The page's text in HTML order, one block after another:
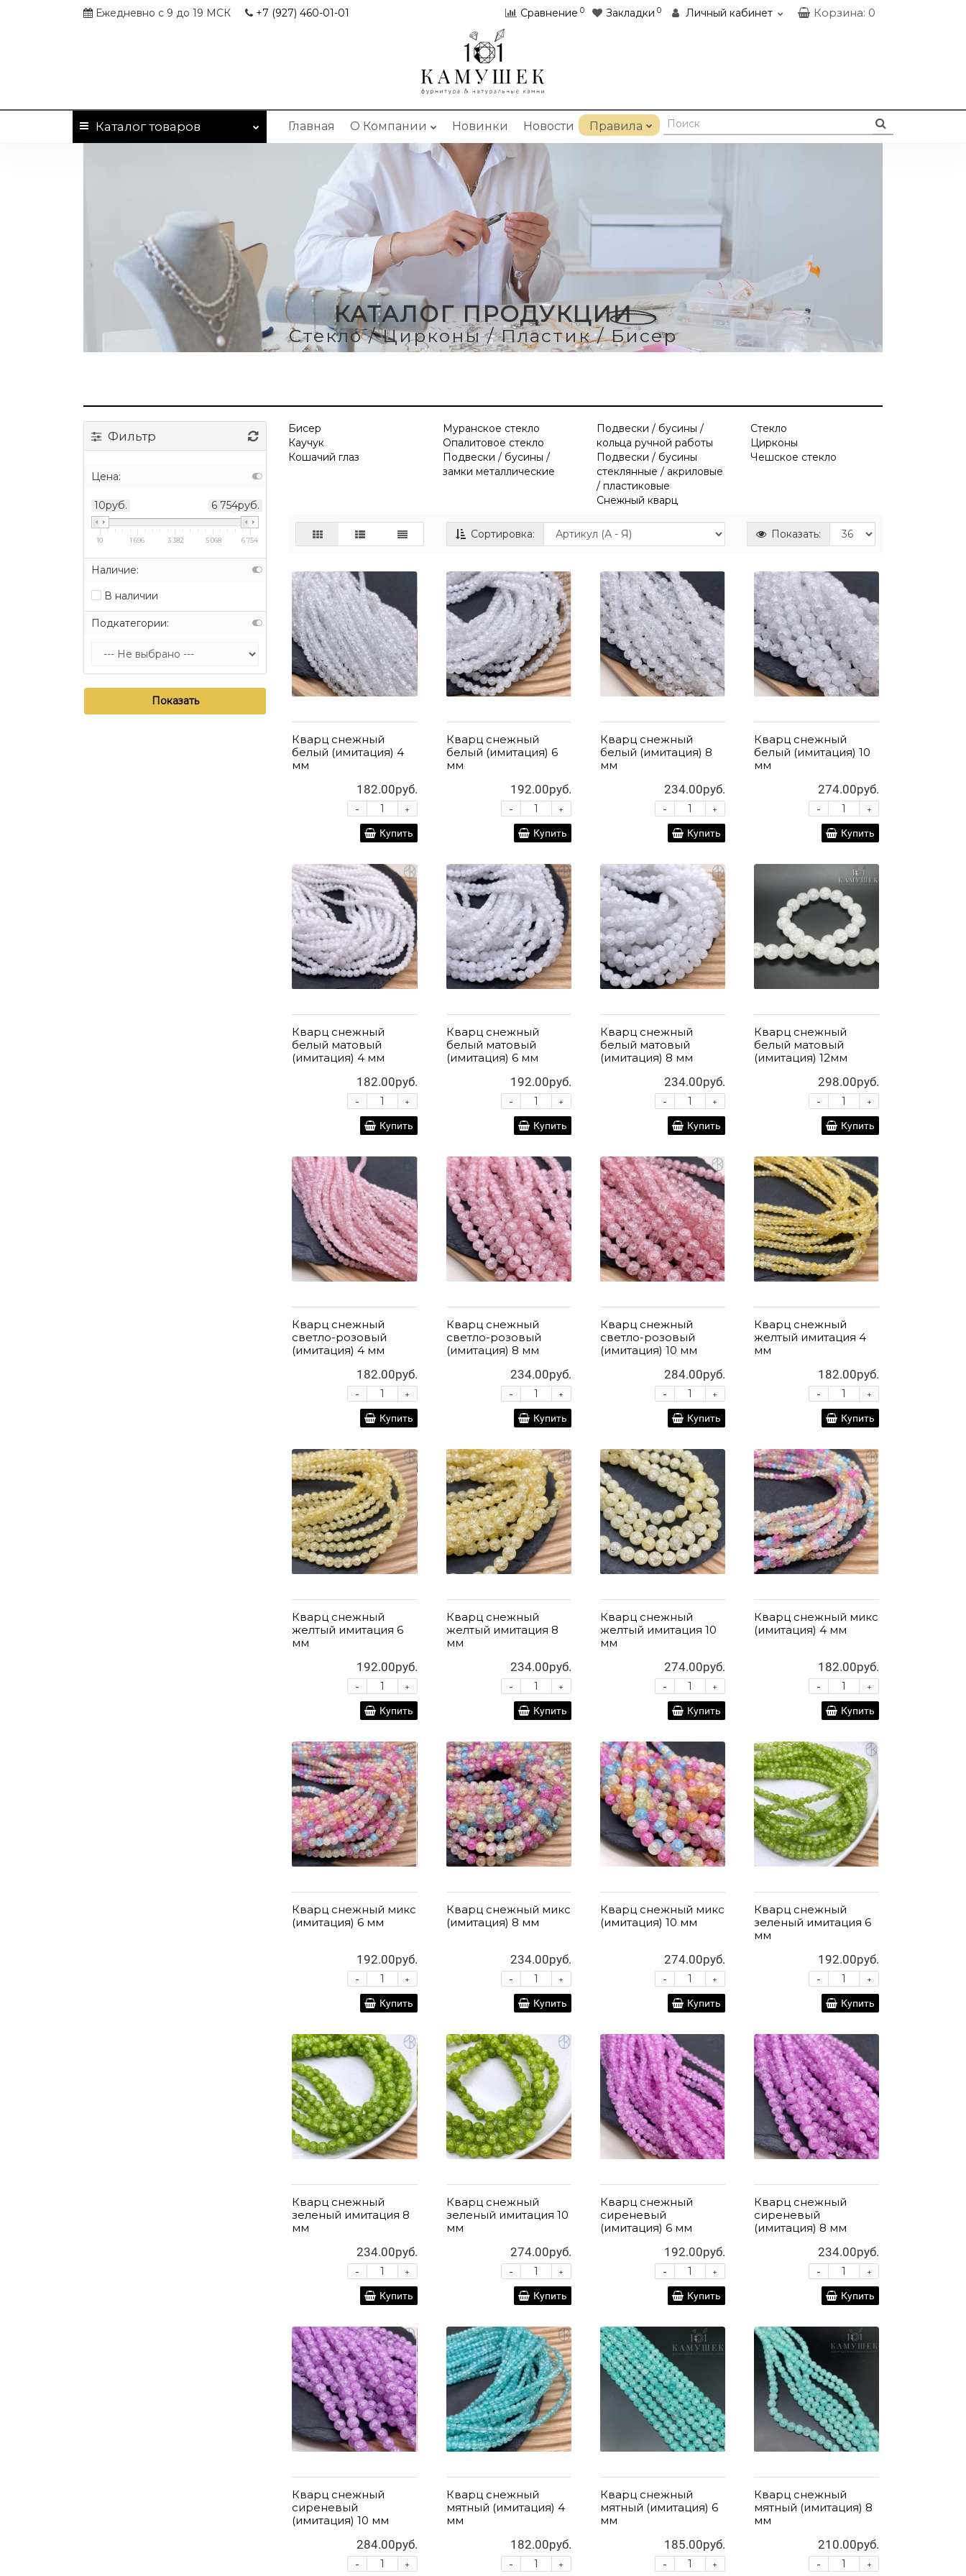
Ежедневно с 9 до 19 МСК +7 (927) 460-01-01 Сравнение 0 Закладки 0 Личный кабинет Корзина: 0
Каталогтоваров Главная О Компании Новинки Новости Правила
КАТАЛОГ ПРОДУКЦИИ
Стекло / Цирконы / Пластик / Бисер
Фильтр
Цена:
10руб. 6 754руб.
10 1 696 3 382 5 068 6 754
Наличие:
В наличии
Подкатегории:
Показать
Бисер
Каучук
Кошачий глаз
Муранское стекло
Опалитовое стекло
Подвески / бусины /
замки металлические
Подвески / бусины /
кольца ручной работы
Подвески / бусины
стеклянные / акриловые
/ пластиковые
Снежный кварц
Стекло
Цирконы
Чешское стекло
Сортировка: Показать:
Кварц снежный
белый (имитация) 4
мм
182.00руб.
+
-
Купить
Кварц снежный
белый (имитация) 6
мм
192.00руб.
+
-
Купить
Кварц снежный
белый (имитация) 8
мм
234.00руб.
+
-
Купить
Кварц снежный
белый (имитация) 10
мм
274.00руб.
+
-
Купить
Кварц снежный
белый матовый
(имитация) 4 мм
182.00руб.
+
-
Купить
Кварц снежный
белый матовый
(имитация) 6 мм
192.00руб.
+
-
Купить
Кварц снежный
белый матовый
(имитация) 8 мм
234.00руб.
+
-
Купить
Кварц снежный
белый матовый
(имитация) 12мм
298.00руб.
+
-
Купить
Кварц снежный
светло-розовый
(имитация) 4 мм
182.00руб.
+
-
Купить
Кварц снежный
светло-розовый
(имитация) 8 мм
234.00руб.
+
-
Купить
Кварц снежный
светло-розовый
(имитация) 10 мм
284.00руб.
+
-
Купить
Кварц снежный
желтый имитация 4
мм
182.00руб.
+
-
Купить
Кварц снежный
желтый имитация 6
мм
192.00руб.
+
-
Купить
Кварц снежный
желтый имитация 8
мм
234.00руб.
+
-
Купить
Кварц снежный
желтый имитация 10
мм
274.00руб.
+
-
Купить
Кварц снежный микс
(имитация) 4 мм
182.00руб.
+
-
Купить
Кварц снежный микс
(имитация) 6 мм
192.00руб.
+
-
Купить
Кварц снежный микс
(имитация) 8 мм
234.00руб.
+
-
Купить
Кварц снежный микс
(имитация) 10 мм
274.00руб.
+
-
Купить
Кварц снежный
зеленый имитация 6
мм
192.00руб.
+
-
Купить
Кварц снежный
зеленый имитация 8
мм
234.00руб.
+
-
Купить
Кварц снежный
зеленый имитация 10
мм
274.00руб.
+
-
Купить
Кварц снежный
сиреневый
(имитация) 6 мм
192.00руб.
+
-
Купить
Кварц снежный
сиреневый
(имитация) 8 мм
234.00руб.
+
-
Купить
Кварц снежный
сиреневый
(имитация) 10 мм
284.00руб.
+
-
Кварц снежный
мятный (имитация) 4
мм
182.00руб.
+
-
Кварц снежный
мятный (имитация) 6
мм
185.00руб.
+
-
Кварц снежный
мятный (имитация) 8
мм
210.00руб.
+
-